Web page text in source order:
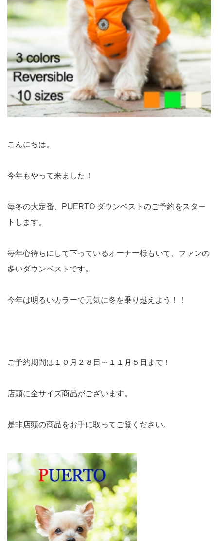
こんにちは。
今年もやって来ました！
毎冬の大定番、PUERTO ダウンベストのご予約をスター
トします。
毎年心待ちにして下っているオーナー様もいて、ファンの
多いダウンベストです。
今年は明るいカラーで元気に冬を乗り越えよう！！
ご予約期間は１０月２８日～１１月５日まで！
店頭に全サイズ商品がございます。
是非店頭の商品をお手に取ってご覧ください。